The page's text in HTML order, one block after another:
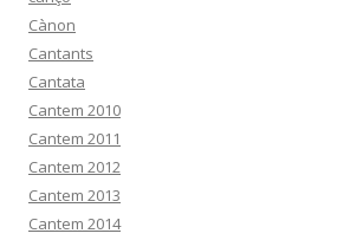
Cànon
Cantants
Cantata
Cantem 2010
Cantem 2011
Cantem 2012
Cantem 2013
Cantem 2014